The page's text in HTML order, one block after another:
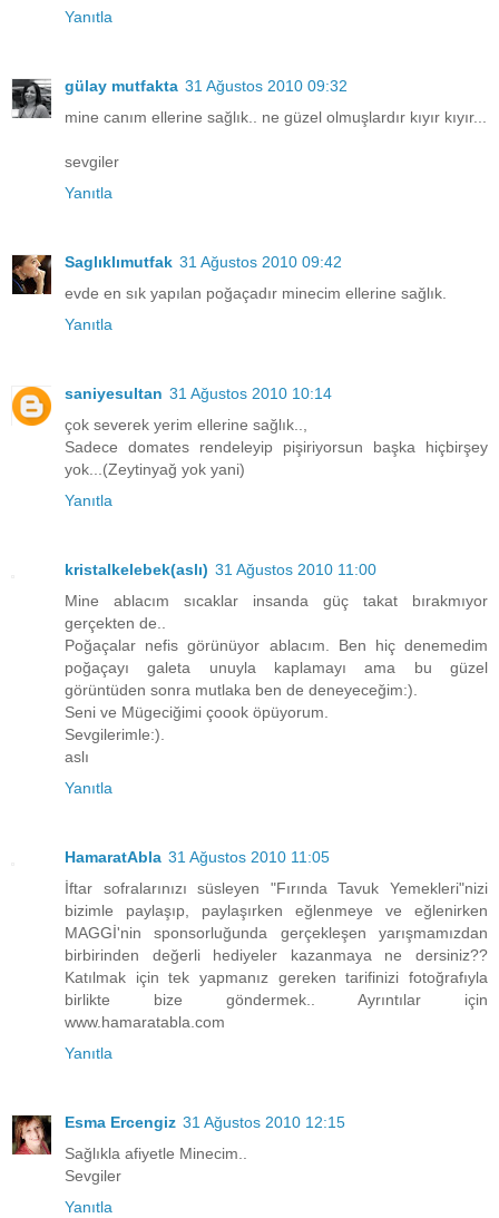
Yanıtla
gülay mutfakta 31 Ağustos 2010 09:32
mine canım ellerine sağlık.. ne güzel olmuşlardır kıyır kıyır...
sevgiler
Yanıtla
Saglıklımutfak 31 Ağustos 2010 09:42
evde en sık yapılan poğaçadır minecim ellerine sağlık.
Yanıtla
saniyesultan 31 Ağustos 2010 10:14
çok severek yerim ellerine sağlık..,
Sadece domates rendeleyip pişiriyorsun başka hiçbirşey
yok...(Zeytinyağ yok yani)
Yanıtla
kristalkelebek(aslı) 31 Ağustos 2010 11:00
Mine ablacım sıcaklar insanda güç takat bırakmıyor
gerçekten de..
Poğaçalar nefis görünüyor ablacım. Ben hiç denemedim
poğaçayı galeta unuyla kaplamayı ama bu güzel
görüntüden sonra mutlaka ben de deneyeceğim:).
Seni ve Mügeciğimi çoook öpüyorum.
Sevgilerimle:).
aslı
Yanıtla
HamaratAbla 31 Ağustos 2010 11:05
İftar sofralarınızı süsleyen "Fırında Tavuk Yemekleri"nizi
bizimle paylaşıp, paylaşırken eğlenmeye ve eğlenirken
MAGGİ'nin sponsorluğunda gerçekleşen yarışmamızdan
birbirinden değerli hediyeler kazanmaya ne dersiniz??
Katılmak için tek yapmanız gereken tarifinizi fotoğrafıyla
birlikte bize göndermek.. Ayrıntılar için
www.hamaratabla.com
Yanıtla
Esma Ercengiz 31 Ağustos 2010 12:15
Sağlıkla afiyetle Minecim..
Sevgiler
Yanıtla